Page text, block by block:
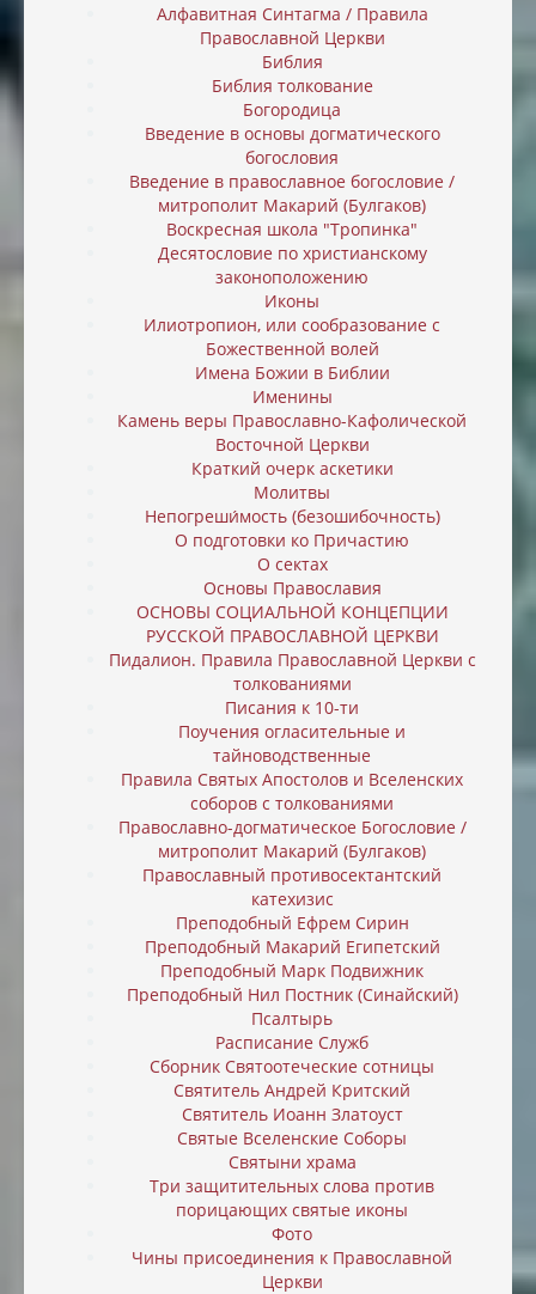
Алфавитная Синтагма / Правила
Православной Церкви
Библия
Библия толкование
Богородица
Введение в основы догматического
богословия
Введение в православное богословие /
митрополит Макарий (Булгаков)
Воскресная школа "Тропинка"
Десятословие по христианскому
законоположению
Иконы
Илиотропион, или cообразование с
Божественной волей
Имена Божии в Библии
Именины
Камень веры Православно-Кафолической
Восточной Церкви
Краткий очерк аскетики
Молитвы
Непогреши́мость (безошибочность)
О подготовки ко Причастию
О сектах
Основы Православия
ОСНОВЫ СОЦИАЛЬНОЙ КОНЦЕПЦИИ
РУССКОЙ ПРАВОСЛАВНОЙ ЦЕРКВИ
Пидалион. Правила Православной Церкви с
толкованиями
Писания к 10-ти
Поучения огласительные и
тайноводственные
Правила Святых Апостолов и Вселенских
соборов с толкованиями
Православно-догматическое Богословие /
митрополит Макарий (Булгаков)
Православный противосектантский
катехизис
Преподобный Ефрем Сирин
Преподобный Макарий Египетский
Преподобный Марк Подвижник
Преподобный Нил Постник (Синайский)
Псалтырь
Расписание Служб
Сборник Святоотеческие сотницы
Святитель Андрей Критский
Святитель Иоанн Златоуст
Святые Вселенские Соборы
Святыни храма
Три защитительных слова против
порицающих святые иконы
Фото
Чины присоединения к Православной
Церкви